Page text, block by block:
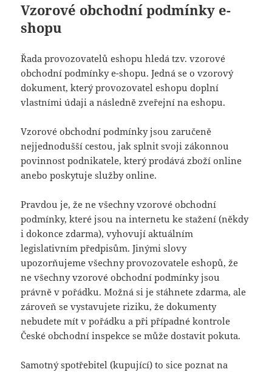
Vzorové obchodní podmínky e-
shopu
Řada provozovatelů eshopu hledá tzv. vzorové
obchodní podmínky e-shopu. Jedná se o vzorový
dokument, který provozovatel eshopu doplní
vlastními údaji a následně zveřejní na eshopu.
Vzorové obchodní podmínky jsou zaručeně
nejjednodušší cestou, jak splnit svoji zákonnou
povinnost podnikatele, který prodává zboží online
anebo poskytuje služby online.
Pravdou je, že ne všechny vzorové obchodní
podmínky, které jsou na internetu ke stažení (někdy
i dokonce zdarma), vyhovují aktuálním
legislativním předpisům. Jinými slovy
upozorňujeme všechny provozovatele eshopů, že
ne všechny vzorové obchodní podmínky jsou
právně v pořádku. Možná si je stáhnete zdarma, ale
zároveň se vystavujete riziku, že dokumenty
nebudete mít v pořádku a při případné kontrole
České obchodní inspekce se může dostavit pokuta.
Samotný spotřebitel (kupující) to sice poznat na